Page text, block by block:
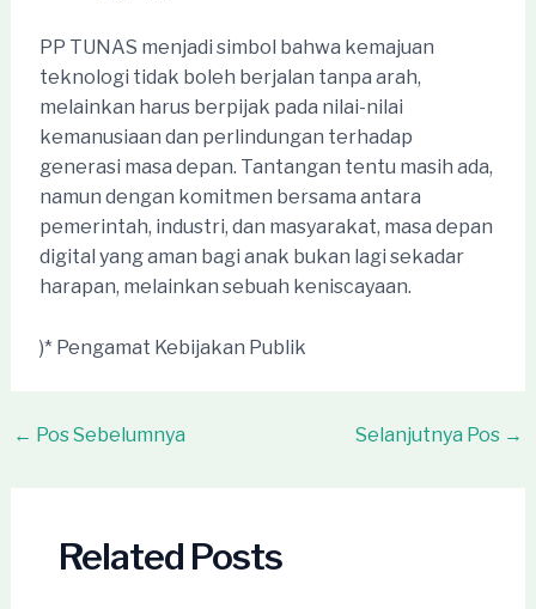
PP TUNAS menjadi simbol bahwa kemajuan
teknologi tidak boleh berjalan tanpa arah,
melainkan harus berpijak pada nilai-nilai
kemanusiaan dan perlindungan terhadap
generasi masa depan. Tantangan tentu masih ada,
namun dengan komitmen bersama antara
pemerintah, industri, dan masyarakat, masa depan
digital yang aman bagi anak bukan lagi sekadar
harapan, melainkan sebuah keniscayaan.
)* Pengamat Kebijakan Publik
Post
← Pos Sebelumnya Selanjutnya Pos →
Related Posts